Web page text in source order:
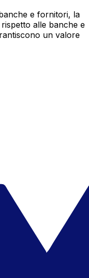
e fornitori, la
alle banche e
un valore